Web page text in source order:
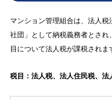
マンション管理組合は、法人
社団」として納税義務者とさ
目について法人税が課税されま
税目：法人税、法人住民税、法